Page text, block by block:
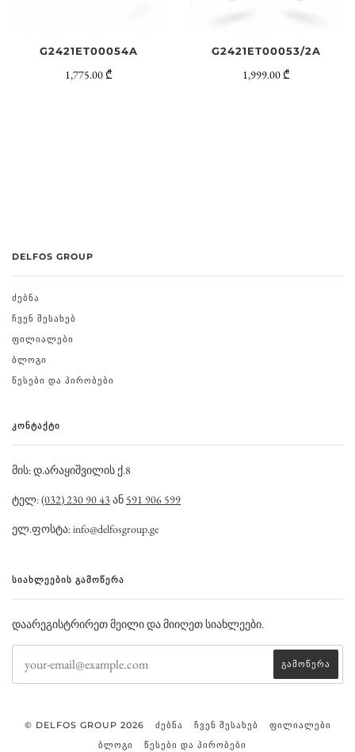
G2421ET00054A
1,775.00 ₾
G2421ET00053/2A
1,999.00 ₾
DELFOS GROUP
ᲫᲔᲑᲜᲐ
ᲩᲕᲔᲜ ᲨᲔᲡᲐᲮᲔᲑ
ᲤᲘᲚᲘᲐᲚᲔᲑᲘ
ᲑᲚᲝᲒᲘ
ᲬᲔᲡᲔᲑᲘ ᲓᲐ ᲞᲘᲠᲝᲑᲔᲑᲘ
ᲙᲝᲜᲢᲐᲥᲢᲘ
მის: დ.არაყიშვილის ქ.8
ტელ:(032) 230 90 43 ან 591 906 599
ელ.ფოსტა: info@delfosgroup.ge
ᲡᲘᲐᲮᲚᲔᲔᲑᲘᲡ ᲒᲐᲛᲝᲬᲔᲠᲐ
დაარეგისტრირეთ მეილი და მიიღეთ სიახლეები.
© DELFOS GROUP 2026 ᲫᲔᲑᲜᲐ ᲩᲕᲔᲜ ᲨᲔᲡᲐᲮᲔᲑ
ᲤᲘᲚᲘᲐᲚᲔᲑᲘ
ᲑᲚᲝᲒᲘ
ᲬᲔᲡᲔᲑᲘ ᲓᲐ ᲞᲘᲠᲝᲑᲔᲑᲘ